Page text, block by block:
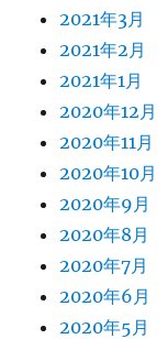
2021年3月
2021年2月
2021年1月
2020年12月
2020年11月
2020年10月
2020年9月
2020年8月
2020年7月
2020年6月
2020年5月